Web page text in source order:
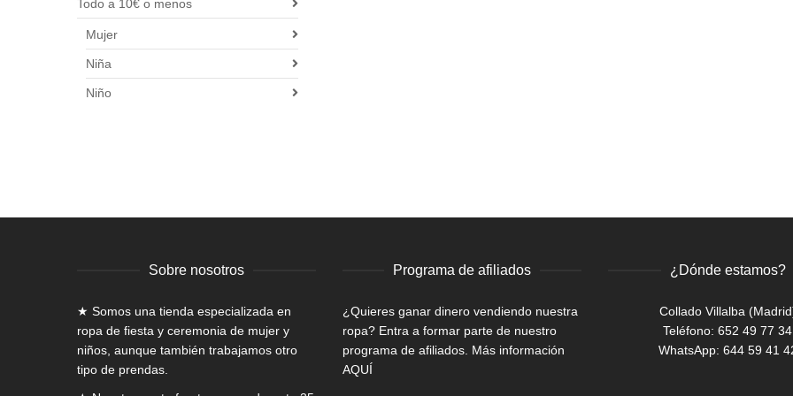
Todo a 10€ o menos
Mujer
Niña
Niño
Sobre nosotros
★ Somos una tienda especializada en
ropa de fiesta y ceremonia de mujer y
niños, aunque también trabajamos otro
tipo de prendas.
Programa de afiliados
¿Quieres ganar dinero vendiendo nuestra
ropa? Entra a formar parte de nuestro
programa de afiliados. Más información
AQUÍ
¿Dónde estamos?
Collado Villalba
Teléfono: 652 49 77 34
WhatsApp: 644 59 41